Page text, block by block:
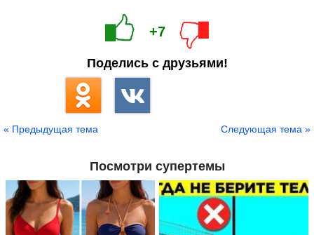
+7
Поделись с друзьями!
« Предыдущая тема Следующая тема »
Посмотри супертемы